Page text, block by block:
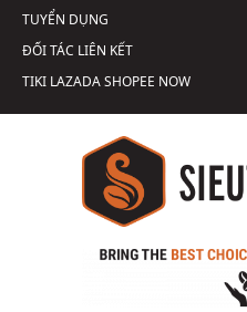
TUYỂN DỤNG
ĐỐI TÁC LIÊN KẾT
TIKI LAZADASHOPEE NOW